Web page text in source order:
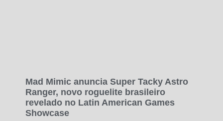
Mad Mimic anuncia Super Tacky Astro
Ranger, novo roguelite brasileiro
revelado no Latin American Games
Showcase